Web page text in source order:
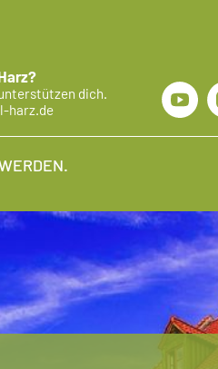
dich.
harz.de